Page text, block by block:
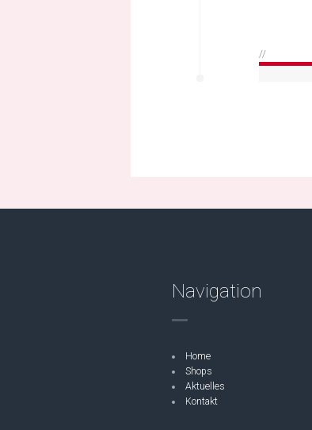
//
Navigation
Home
Shops
Aktuelles
Kontakt